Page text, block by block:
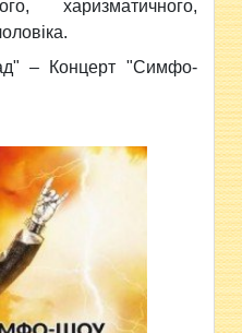
харизматичного,
– Концерт "Симфо-